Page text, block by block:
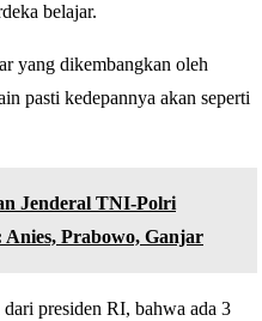
belajar.
yang dikembangkan oleh
pasti kedepannya akan seperti
Jenderal TNI-Polri
Anies, Prabowo, Ganjar
presiden RI, bahwa ada 3